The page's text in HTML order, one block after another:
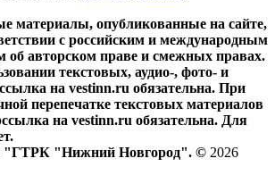
материалы, опубликованные на сайте,
с российским и международным
об авторском праве и смежных правах.
текстовых, аудио-, фото- и
на vestinn.ru обязательна. При
перепечатке текстовых материалов
на vestinn.ru обязательна. Для
"Нижний Новгород". © 2026